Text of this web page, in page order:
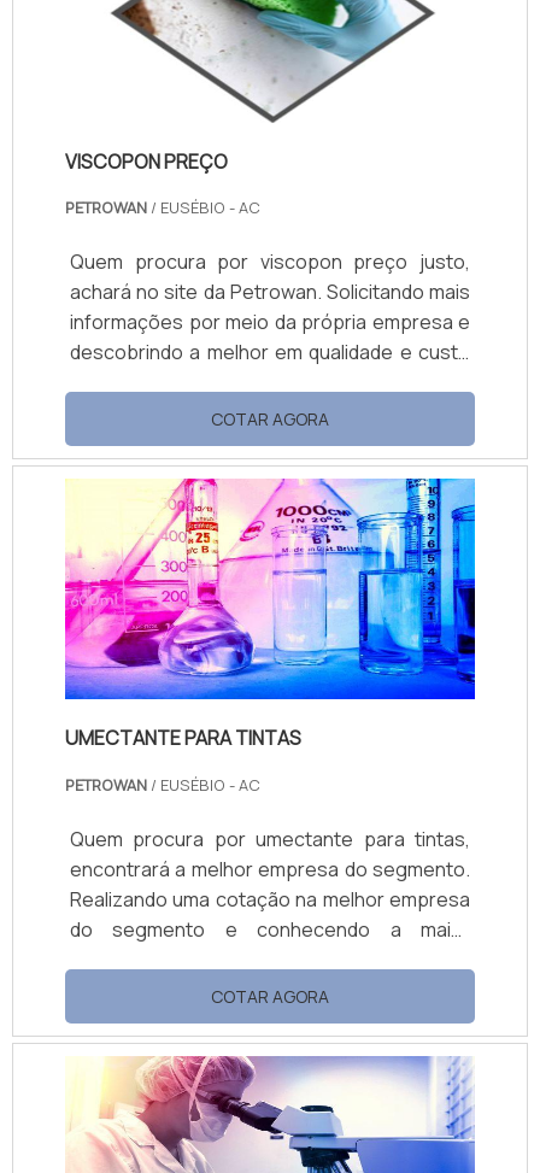
VISCOPON PREÇO
PETROWAN / EUSÉBIO - AC
Quem procura por viscopon preço justo,
achará no site da Petrowan. Solicitando mais
informações por meio da própria empresa e
descobrindo a melhor em qualidade e custo
preço acessível, com a Petrowan o cliente
encontrará ótima qualidade com soluções de
distribuição de produtos químicos. MAIS
DETALHES SOBRE VISCOPON PREÇO A
Petrowan objetiva sua energia em
proporcionar uma estrutura com escritório
d...
COTAR AGORA
UMECTANTE PARA TINTAS
PETROWAN / EUSÉBIO - AC
Quem procura por umectante para tintas,
encontrará a melhor empresa do segmento.
Realizando uma cotação na melhor empresa
do segmento e conhecendo a maior
OUTRAS INFORMAÇÕES SOBRE UMECTANTE
PARA TINTAS Se alguém quer achar
umectante para tintas em uma empresa
altamente qualificada, encontra na Petrowan.
Atuando com base multiuso e limpa piso e
fosqueante, oferecendo o que há de melhor
COTAR AGORA